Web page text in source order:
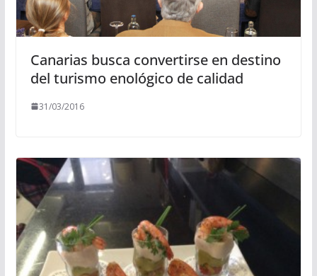
Canarias busca convertirse en destino
31/03/2016